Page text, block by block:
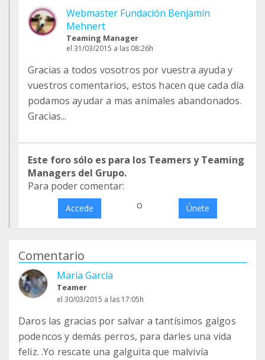
Webmaster Fundación Benjamín
Mehnert
Teaming Manager
el 31/03/2015 a las 08:26h
Gracias a todos vosotros por vuestra ayuda y
vuestros comentarios, estos hacen que cada día
podamos ayudar a mas animales abandonados.
Gracias...
Este foro sólo es para los Teamers y Teaming
Managers del Grupo.
Para poder comentar:
Accede o Únete
Comentario
María García
Teamer
el 30/03/2015 a las 17:05h
Daros las gracias por salvar a tantísimos galgos
podencos y demás perros, para darles una vida
feliz. .Yo rescate una galguita que malvivía